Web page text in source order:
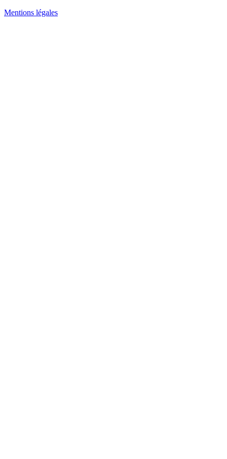
Mentions légales